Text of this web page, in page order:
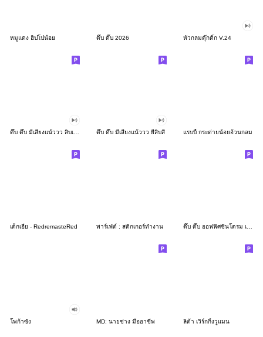
หมูแดง ฮิปโปน้อย ดึ๊บ ดึ๊บ 2026 หัวกลมดุ๊กดิ๊ก V.24
ดึ๊บ ดึ๊บ มีเสียงแน้ววว ยี่สิบสี่ แรบบี้ กระต่ายน้อยอ้วนกลม
เด็กเฮีย - RedremasteRed พาร์เฟ่ต์ : สติกเกอร์ทำงาน ดึ๊บ ดึ๊บ ออฟฟิศซินโดรม เจ็ด
โพก้าซัง MD: นายช่าง มืออาชีพ ลิต้า เวิร์กกิ้งวูแมน